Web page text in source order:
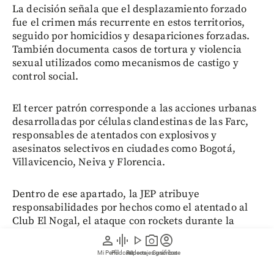
person
Mi Perfil
graphic_eq
Pódcast
play_arrow
Videos
photo_camera
Reportajes gráficos
account_circle
Suscríbete
La decisión señala que el desplazamiento forzado
fue el crimen más recurrente en estos territorios,
seguido por homicidios y desapariciones forzadas.
También documenta casos de tortura y violencia
sexual utilizados como mecanismos de castigo y
control social.
El tercer patrón corresponde a las acciones urbanas
desarrolladas por células clandestinas de las Farc,
responsables de atentados con explosivos y
asesinatos selectivos en ciudades como Bogotá,
Villavicencio, Neiva y Florencia.
Dentro de ese apartado, la JEP atribuye
responsabilidades por hechos como el atentado al
Club El Nogal, el ataque con rockets durante la
posesión presidencial de Álvaro Uribe Vélez, el
atentado contra Germán Vargas Lleras, así como los